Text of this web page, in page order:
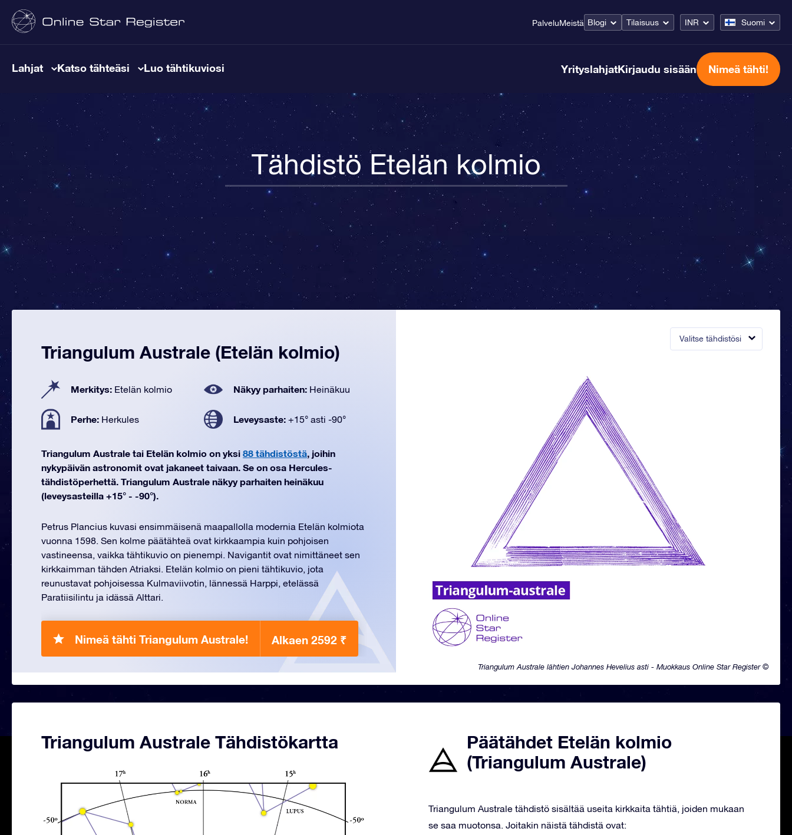
PalveluMeistä Blogi Tilaisuus INR Suomi
Lahjat Katso tähteäsi Luo tähtikuviosi YrityslahjatKirjaudu sisään Nimeä tähti!
Tähdistö Etelän kolmio
Valitse tähdistösi
Triangulum Australe lähtien Johannes Hevelius asti - Muokkaus Online Star Register ©
Triangulum Australe (Etelän kolmio)
Merkitys: Etelän kolmio Näkyy parhaiten: Heinäkuu
Perhe: Herkules Leveysaste: +15° asti -90°
Triangulum Australe tai Etelän kolmio on yksi 88 tähdistöstä, joihin
nykypäivän astronomit ovat jakaneet taivaan. Se on osa Hercules-
tähdistöperhettä. Triangulum Australe näkyy parhaiten heinäkuu
(leveysasteilla +15° - -90°).
Petrus Plancius kuvasi ensimmäisenä maapallolla modernia Etelän kolmiota
vuonna 1598. Sen kolme päätähteä ovat kirkkaampia kuin pohjoisen
vastineensa, vaikka tähtikuvio on pienempi. Navigantit ovat nimittäneet sen
kirkkaimman tähden Atriaksi. Etelän kolmio on pieni tähtikuvio, jota
reunustavat pohjoisessa Kulmaviivotin, lännessä Harppi, etelässä
Paratiisilintu ja idässä Alttari.
Nimeä tähti Triangulum Australe! Alkaen 2592 ₹
Triangulum Australe Tähdistökartta
Päätähdet Etelän kolmio
(Triangulum Australe)
Triangulum Australe tähdistö sisältää useita kirkkaita tähtiä, joiden mukaan
se saa muotonsa. Joitakin näistä tähdistä ovat: